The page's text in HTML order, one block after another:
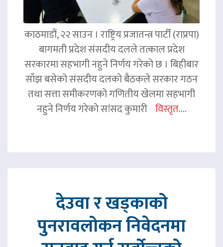
काठमाडौं, २२ साउन । राष्ट्रिय प्रजातन्त्र पार्टी (राप्रपा)
बागमती प्रदेश संसदीय दलले तत्काल प्रदेश
सरकारमा सहभागी नहुने निर्णय गरेको छ । बिहीबार
साँझ बसेको संसदीय दलको बैठकले सरकार गठन
तथा सत्ता समीकरणको गणितीय खेलमा सहभागी
नहुने निर्णय गरेको सांसद कुमारी विस्तृत....
देउवा र खड्काको
पुनरावलोकन निवेदनमा